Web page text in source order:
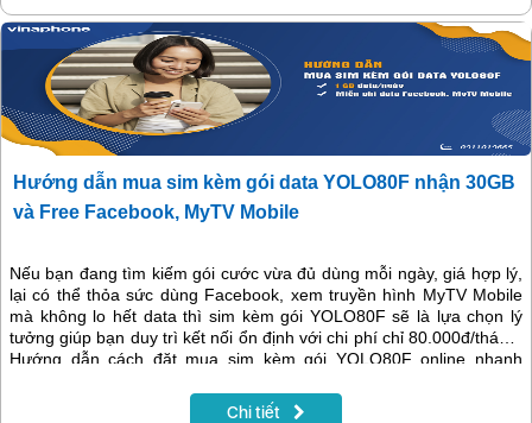
Hướng dẫn mua sim kèm gói data YOLO80F nhận 30GB
và Free Facebook, MyTV Mobile
Nếu bạn đang tìm kiếm gói cước vừa đủ dùng mỗi ngày, giá hợp lý,
lại có thể thỏa sức dùng Facebook, xem truyền hình MyTV Mobile
mà không lo hết data thì sim kèm gói YOLO80F sẽ là lựa chọn lý
tưởng giúp bạn duy trì kết nối ổn định với chi phí chỉ 80.000đ/tháng.
Hướng dẫn cách đặt mua sim kèm gói YOLO80F online nhanh
Chi tiết